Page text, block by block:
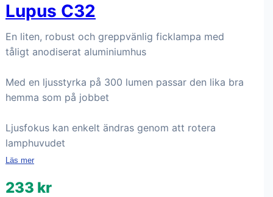
Lupus C32
En liten, robust och greppvänlig ficklampa med
tåligt anodiserat aluminiumhus
Med en ljusstyrka på 300 lumen passar den lika bra
hemma som på jobbet
Ljusfokus kan enkelt ändras genom att rotera
lamphuvudet
Läs mer
233 kr